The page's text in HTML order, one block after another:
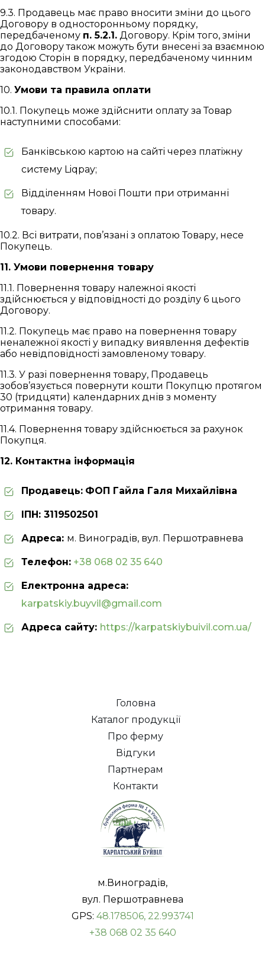
9.3. Продавець має право вносити зміни до цього
Договору в односторонньому порядку,
передбаченому п. 5.2.1. Договору. Крім того, зміни
до Договору також можуть бути внесені за взаємною
згодою Сторін в порядку, передбаченому чинним
законодавством України.
10. Умови та правила оплати
10.1. Покупець може здійснити оплату за Товар
наступними способами:
Банківською картою на сайті через платіжну
систему Liqpay;
Відділенням Нової Пошти при отриманні
товару.
10.2. Всі витрати, пов’язані з оплатою Товару, несе
Покупець.
11. Умови повернення товару
11.1. Повернення товару належної якості
здійснюється у відповідності до розділу 6 цього
Договору.
11.2. Покупець має право на повернення товару
неналежної якості у випадку виявлення дефектів
або невідповідності замовленому товару.
11.3. У разі повернення товару, Продавець
зобов’язується повернути кошти Покупцю протягом
30 (тридцяти) календарних днів з моменту
отримання товару.
11.4. Повернення товару здійснюється за рахунок
Покупця.
12. Контактна інформація
Продавець: ФОП Гайла Галя Михайлівна
ІПН: 3119502501
Адреса: м. Виноградів, вул. Першотравнева
Телефон: +38 068 02 35 640
Електронна адреса:
karpatskiy.buyvil@gmail.com
Адреса сайту: https://karpatskiybuivil.com.ua/
Головна
Каталог продукції
Про ферму
Відгуки
Партнерам
Контакти
м.Виноградів,
вул. Першотравнева
GPS: 48.178506, 22.993741
+38 068 02 35 640